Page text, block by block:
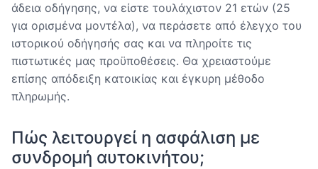
άδεια οδήγησης, να είστε τουλάχιστον 21 ετών (25
για ορισμένα μοντέλα), να περάσετε από έλεγχο του
ιστορικού οδήγησής σας και να πληροίτε τις
πιστωτικές μας προϋποθέσεις. Θα χρειαστούμε
επίσης απόδειξη κατοικίας και έγκυρη μέθοδο
πληρωμής.
Πώς λειτουργεί η ασφάλιση με
συνδρομή αυτοκινήτου;